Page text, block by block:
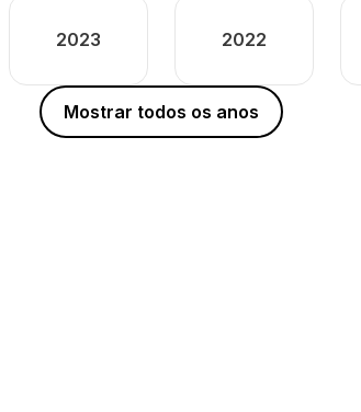
2023 2022
Mostrar todos os anos